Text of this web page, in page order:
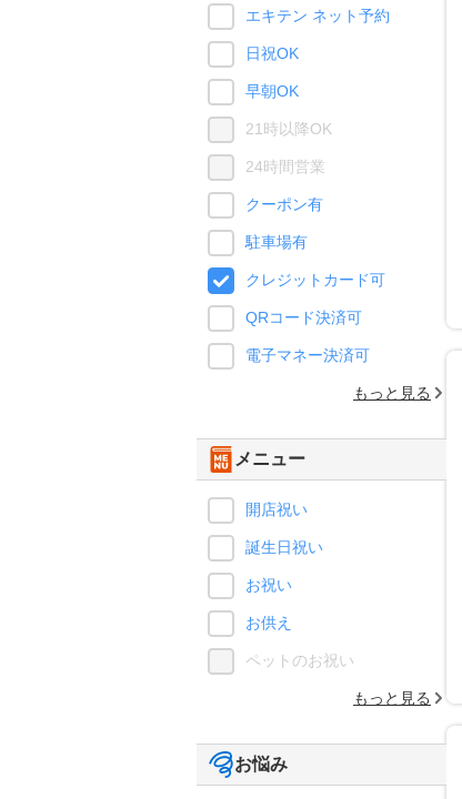
エキテン ネット予約
日祝OK
早朝OK
21時以降OK
24時間営業
クーポン有
駐車場有
クレジットカード可
QRコード決済可
電子マネー決済可
もっと見る
メニュー
開店祝い
誕生日祝い
お祝い
お供え
ペットのお祝い
もっと見る
お悩み